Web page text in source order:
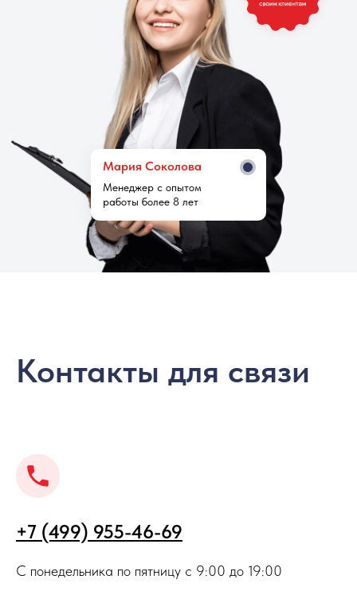
Менеджер с опытом
работы более 8 лет
Мария Cоколова
Контакты для связи
+7 (499) 955-46-69
С понедельника по пятницу с 9:00 до 19:00